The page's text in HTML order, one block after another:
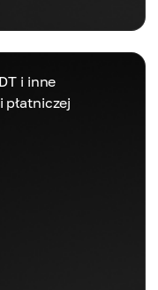
i inne